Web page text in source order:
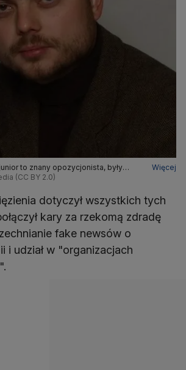
to znany opozycjonista, były
Niemcowa
Więcej
(CC BY 2.0)
dotyczył wszystkich tych
kary za rzekomą zdradę
fake newsów o
i udział w "organizacjach